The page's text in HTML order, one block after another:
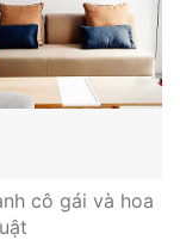
cô gái và hoa